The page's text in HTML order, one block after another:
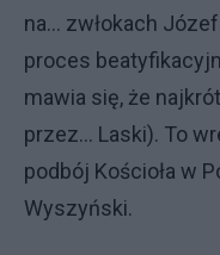
na... zwłokach
proces
mawia się, że
przez... Laski). To
podbój Kościoła w
Wyszyński.